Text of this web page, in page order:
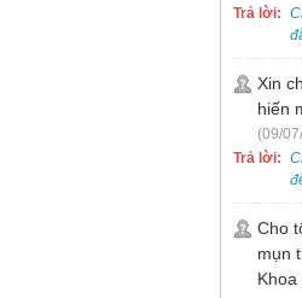
Trả lời:
Xin
hiến
(09/
Trả lời:
Cho
mụn